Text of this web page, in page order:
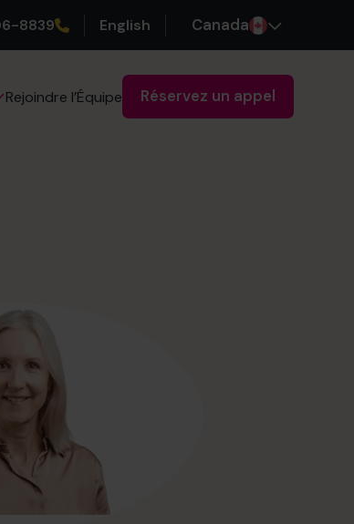
8839 English Canada
Rejoindre l’Équipe Réservez un appel